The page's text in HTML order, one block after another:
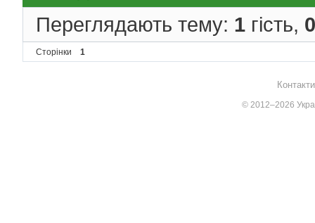
Переглядають тему: 1 гість, 0
Сторінки 1
© 2012–2026